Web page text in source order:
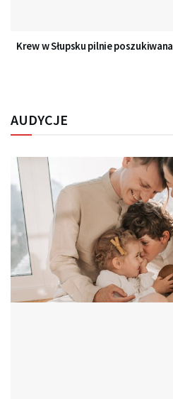
Krew w Słupsku pilnie poszukiwana
AUDYCJE